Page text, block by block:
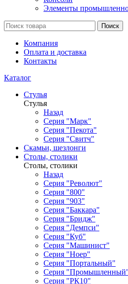
Элементы
Поиск
Компания
Оплата и доставка
Контакты
Каталог
Стулья
Стулья
Назад
Серия "Марк"
Серия "Пекота"
Серия "Свитч"
Скамьи, шезлонги
Столы, столики
Столы, столики
Назад
Серия "Револют"
Серия "800"
Серия "903"
Серия "Баккара"
Серия "Бридж"
Серия "Демпси"
Серия "Куб"
Серия "Машинист"
Серия "Ноер"
Серия "Портальный"
Серия
Серия "РК10"